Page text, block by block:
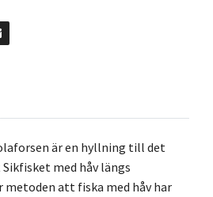
är en hyllning till det
med håv längs
metoden att fiska med håv har